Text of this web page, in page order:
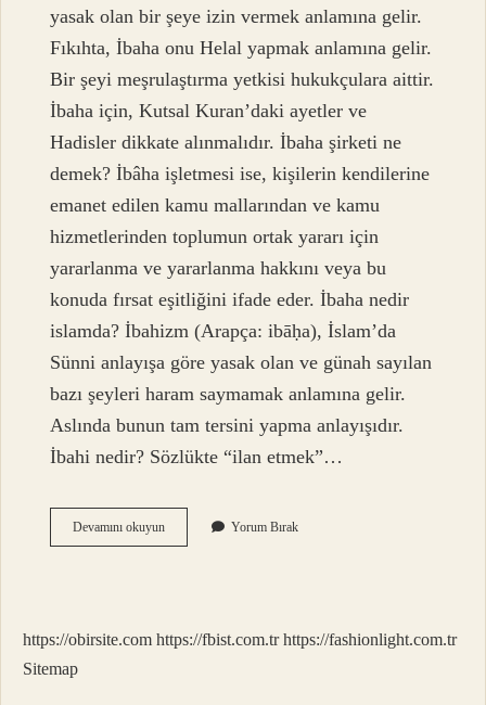
yasak olan bir şeye izin vermek anlamına gelir.
Fıkıhta, İbaha onu Helal yapmak anlamına gelir.
Bir şeyi meşrulaştırma yetkisi hukukçulara aittir.
İbaha için, Kutsal Kuran’daki ayetler ve
Hadisler dikkate alınmalıdır. İbaha şirketi ne
demek? İbâha işletmesi ise, kişilerin kendilerine
emanet edilen kamu mallarından ve kamu
hizmetlerinden toplumun ortak yararı için
yararlanma ve yararlanma hakkını veya bu
konuda fırsat eşitliğini ifade eder. İbaha nedir
islamda? İbahizm (Arapça: ibāḥa), İslam’da
Sünni anlayışa göre yasak olan ve günah sayılan
bazı şeyleri haram saymamak anlamına gelir.
Aslında bunun tam tersini yapma anlayışıdır.
İbahi nedir? Sözlükte “ilan etmek”…
Devamını okuyunIbaha
Nedir
Yorum Bırak
https://obirsite.com https://fbist.com.tr https://fashionlight.com.tr
Sitemap